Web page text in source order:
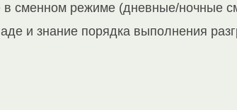
в сменном режиме (дневные/ночные
и знание порядка выполнения